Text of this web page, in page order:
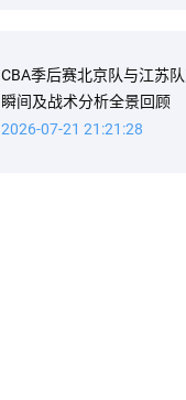
CBA季后赛北京队与江苏
瞬间及战术分析全景回顾
2026-07-21 21:21:28